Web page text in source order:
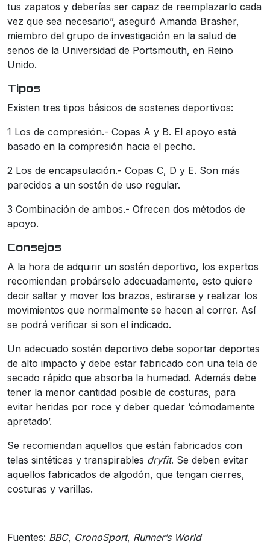
tus zapatos y deberías ser capaz de reemplazarlo cada
vez que sea necesario”, aseguró Amanda Brasher,
miembro del grupo de investigación en la salud de
senos de la Universidad de Portsmouth, en Reino
Unido.
Tipos
Existen tres tipos básicos de sostenes deportivos:
1 Los de compresión.- Copas A y B. El apoyo está
basado en la compresión hacia el pecho.
2 Los de encapsulación.- Copas C, D y E. Son más
parecidos a un sostén de uso regular.
3 Combinación de ambos.- Ofrecen dos métodos de
apoyo.
Consejos
A la hora de adquirir un sostén deportivo, los expertos
recomiendan probárselo adecuadamente, esto quiere
decir saltar y mover los brazos, estirarse y realizar los
movimientos que normalmente se hacen al correr. Así
se podrá verificar si son el indicado.
Un adecuado sostén deportivo debe soportar deportes
de alto impacto y debe estar fabricado con una tela de
secado rápido que absorba la humedad. Además debe
tener la menor cantidad posible de costuras, para
evitar heridas por roce y deber quedar ‘cómodamente
apretado’.
Se recomiendan aquellos que están fabricados con
telas sintéticas y transpirables dryfit. Se deben evitar
aquellos fabricados de algodón, que tengan cierres,
costuras y varillas.
Fuentes: BBC, CronoSport, Runner’s World